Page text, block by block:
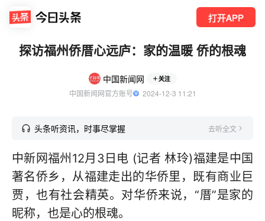
打开APP
探访福州侨厝心远庐：家的温暖 侨的根魂
中国新闻网 关注
中国新闻网官方账号
  2024-12-3 11:21
头条听资讯，时事尽掌握 去听全文
中新网福州12月3日电 (记者 林玲)福建是中国
著名侨乡，从福建走出的华侨里，既有商业巨
贾，也有社会精英。对华侨来说，“厝”是家的
昵称，也是心的根魂。